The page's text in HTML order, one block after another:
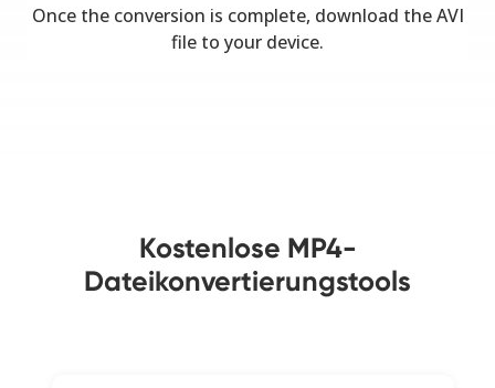
Once the conversion is complete, download the AVI
file to your device.
Kostenlose MP4-
Dateikonvertierungstools